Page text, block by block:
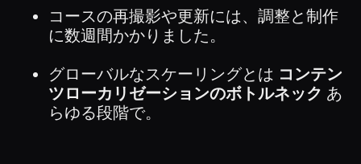
コースの再撮影や更新には、調整と制作
に数週間かかりました。
グローバルなスケーリングとは コンテン
ツローカリゼーションのボトルネック あ
らゆる段階で。